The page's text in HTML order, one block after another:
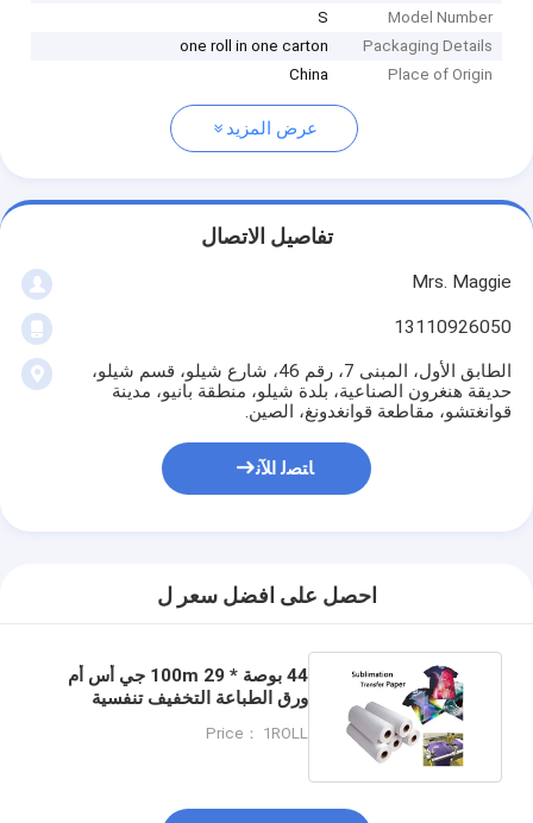
Model Number
S
Packaging Details
one roll in one carton
Place of Origin
China
عرض المزيد
تفاصيل الاتصال
Mrs. Maggie
13110926050
الطابق الأول، المبنى 7، رقم 46، شارع شيلو، قسم شيلو،
حديقة هنغرون الصناعية، بلدة شيلو، منطقة بانيو، مدينة
قوانغتشو، مقاطعة قوانغدونغ، الصين.
ﺎﺘﺼﻟ ﺍﻶﻧ
احصل على افضل سعر ل
44 بوصة * 100m 29 جي أس أم
ورق الطباعة التخفيف تنفسية
Price： 1ROLL